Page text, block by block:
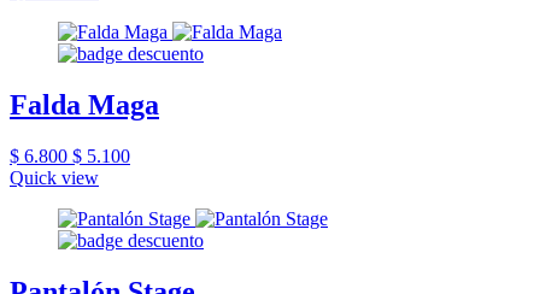
Falda Maga
$ 6.800 $ 5.100
Quick view